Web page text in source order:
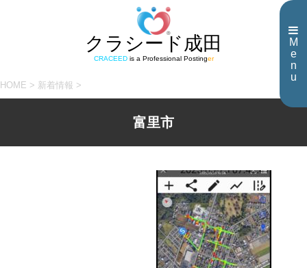
M
e
n
u
クラシード成田
CRACEEDis a Professional Postinger
HOME > 新着情報 >
富里市